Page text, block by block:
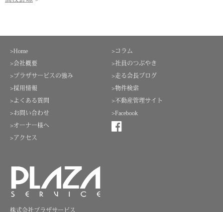
>コラム
>社員のつぶやき
>走る会長ブログ
>物件検索
>不動産管理サイト
>Facebook
>Home
>会社概要
>プラザサービスの強み
>採用情報
>よくある質問
>お問い合わせ
>オーナー様へ
>アクセス